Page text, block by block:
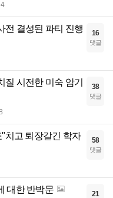
전 결성된 파티 진행
16
댓글
질 시전한 미숙 암기 38
댓글
치고 퇴장갈긴 학자 58
댓글
대한 반박문 21